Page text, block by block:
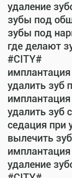
удаление
зубы под
зубы под
где делают
#CITY#
удалить зуб
удалить зуб
седация при
вылечить
удаление